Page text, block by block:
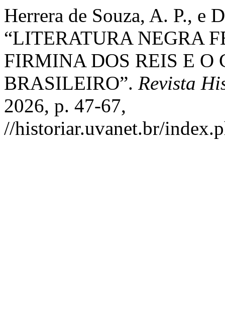
Herrera de Souza, A. P., e
“LITERATURA NEGRA
FIRMINA DOS REIS E
BRASILEIRO”. Revista
2026, p. 47-67,
//historiar.uvanet.br/